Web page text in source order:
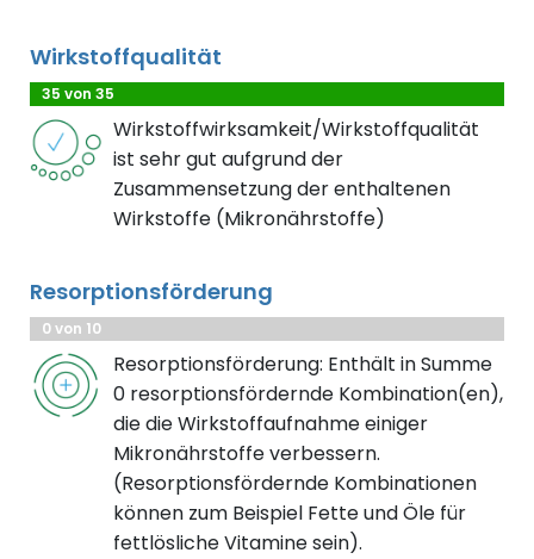
Wirkstoffqualität
35 von 35
Wirkstoffwirksamkeit/Wirkstoffqualität
ist sehr gut aufgrund der
Zusammensetzung der enthaltenen
Wirkstoffe (Mikronährstoffe)
Resorptionsförderung
0 von 10
Resorptionsförderung: Enthält in Summe
0 resorptionsfördernde Kombination(en),
die die Wirkstoffaufnahme einiger
Mikronährstoffe verbessern.
(Resorptionsfördernde Kombinationen
können zum Beispiel Fette und Öle für
fettlösliche Vitamine sein).